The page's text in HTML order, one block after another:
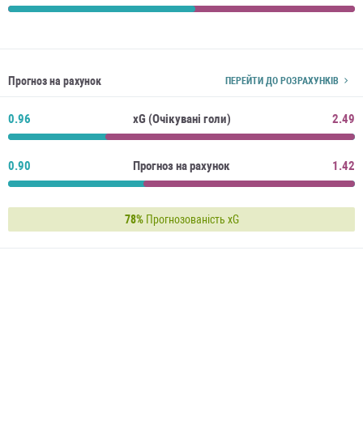
Прогноз на рахунок ПЕРЕЙТИ ДО РОЗРАХУНКІВ
0.96 xG (Очікувані голи) 2.49
0.90 Прогноз на рахунок 1.42
78%Прогнозованість xG